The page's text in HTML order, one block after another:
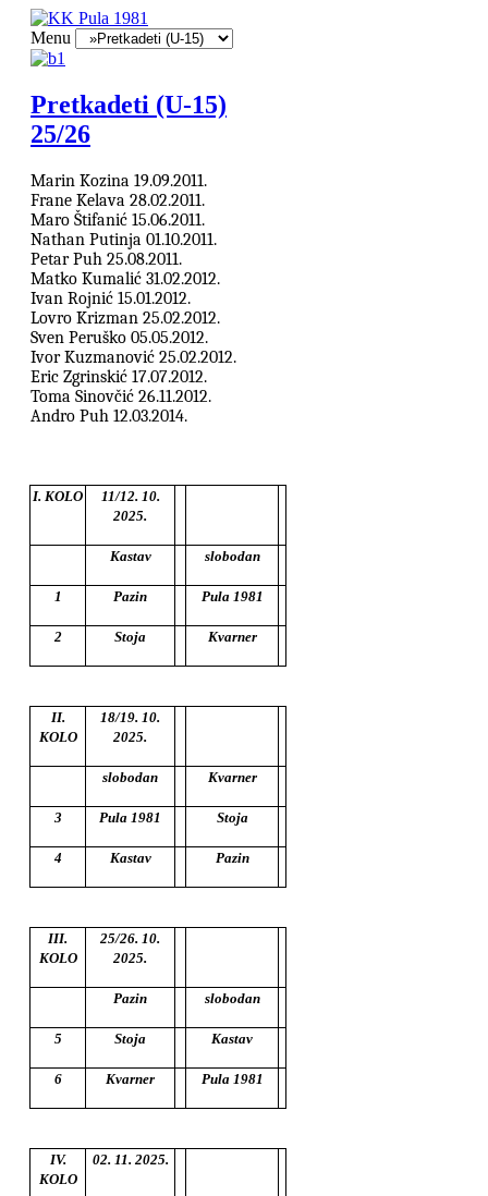
Menu
Pretkadeti (U-15)
25/26
Marin Kozina 19.09.2011.
Frane Kelava 28.02.2011.
Maro Štifanić 15.06.2011.
Nathan Putinja 01.10.2011.
Petar Puh 25.08.2011.
Matko Kumalić 31.02.2012.
Ivan Rojnić 15.01.2012.
Lovro Krizman 25.02.2012.
Sven Peruško 05.05.2012.
Ivor Kuzmanović 25.02.2012.
Eric Zgrinskić 17.07.2012.
Toma Sinovčić 26.11.2012.
Andro Puh 12.03.2014.
I. KOLO
11/12. 10.
2025.
Kastav slobodan
1 Pazin Pula 1981
2 Stoja Kvarner
II.
KOLO
18/19. 10.
2025.
slobodan Kvarner
3 Pula 1981 Stoja
4 Kastav Pazin
III.
KOLO
25/26. 10.
2025.
Pazin slobodan
5 Stoja Kastav
6 Kvarner Pula 1981
IV.
KOLO
02. 11. 2025.